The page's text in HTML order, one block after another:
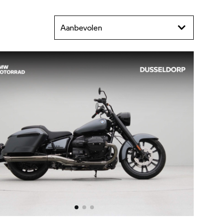
Aanbevolen